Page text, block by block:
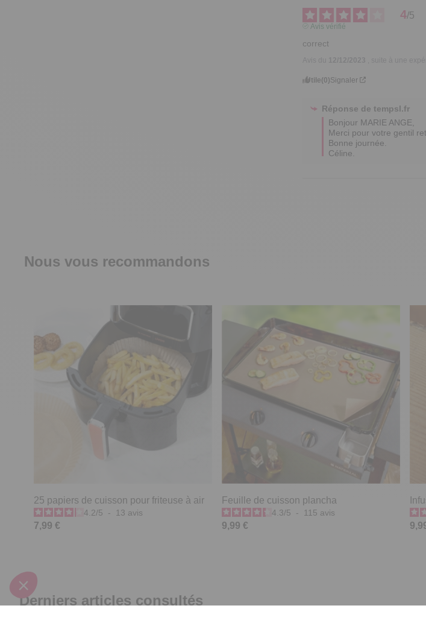
4/5
Avis vérifié
correct
Utile(0)Signaler
Réponse detempsl.fr
Bonjour MARIE ANGE,
Merci pour votre gentil
Bonne journée.
Céline.
Nous vous recommandons
25 papiers de cuisson pour friteuse à air
4.2/5 - 13 avis
7,99 €
Feuille de cuisson plancha
4.3/5 - 115 avis
9,99 €
Derniers articles consultés